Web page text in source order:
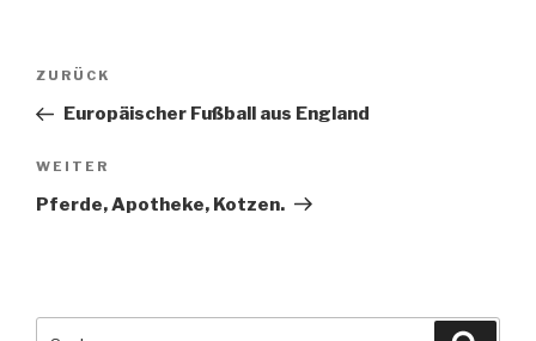
Beitragsnavigation
Vorheriger
Beitrag
ZURÜCK
Europäischer Fußball aus England
Nächster
Beitrag
WEITER
Pferde, Apotheke, Kotzen.